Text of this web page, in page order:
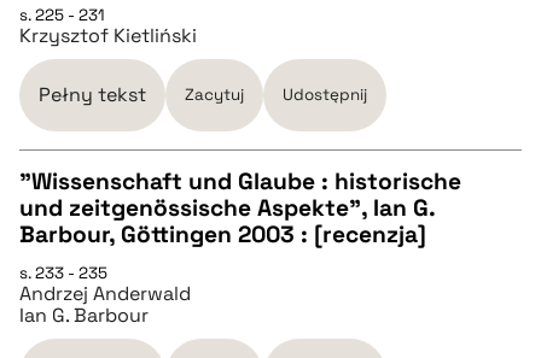
pobierz cytat
BIBTEX
pobierz cytat
s. 225 - 231
Krzysztof Kietliński
Pełny tekst Zacytuj Udostępnij
CZYSTY TEKST
pobierz cytat
"Wissenschaft und Glaube : historische
und zeitgenössische Aspekte", Ian G.
Barbour, Göttingen 2003 : [recenzja]
s. 233 - 235
Andrzej Anderwald
Ian G. Barbour